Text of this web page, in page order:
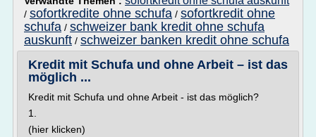
/ sofortkredite ohne schufa / sofortkredit ohne
schufa / schweizer bank kredit ohne schufa
auskunft / schweizer banken kredit ohne schufa
Kredit mit Schufa und ohne Arbeit – ist das
möglich ...
Kredit mit Schufa und ohne Arbeit - ist das möglich?
1.
(hier klicken)